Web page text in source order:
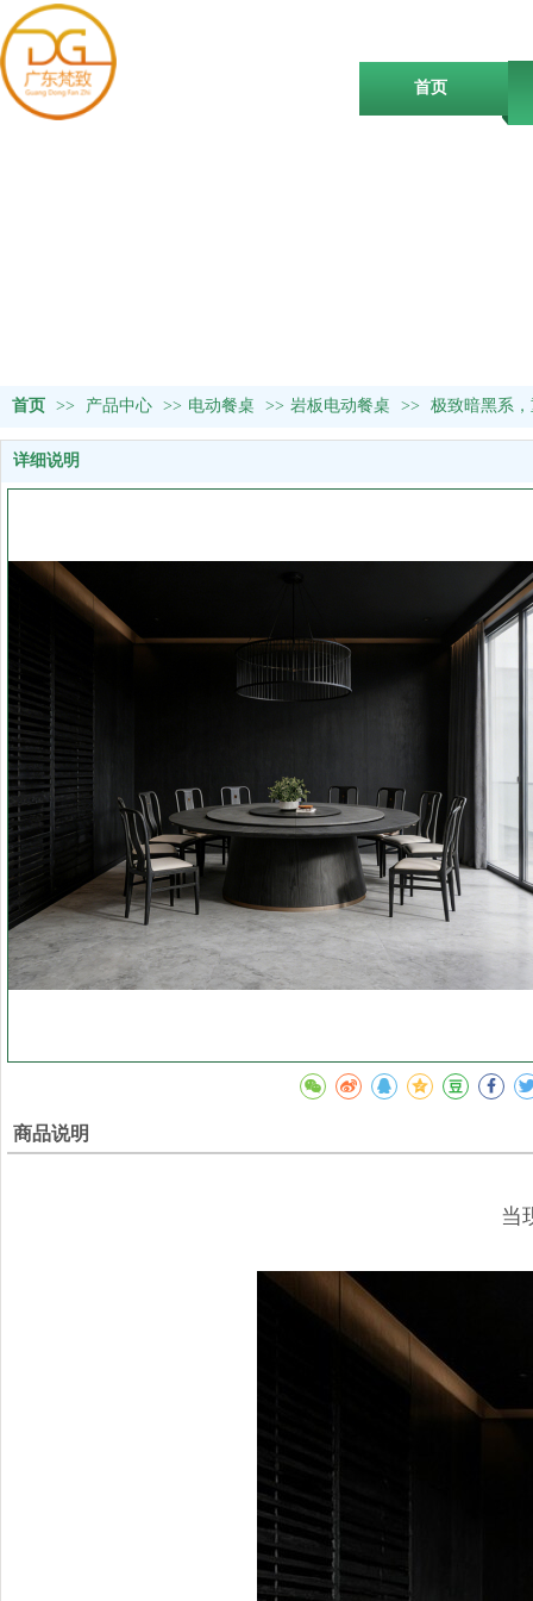
首页
首页 >> 产品中心 >> 电动餐桌 >> 岩板电动餐桌 >> 极致暗黑系
详细说明
商品说明
当